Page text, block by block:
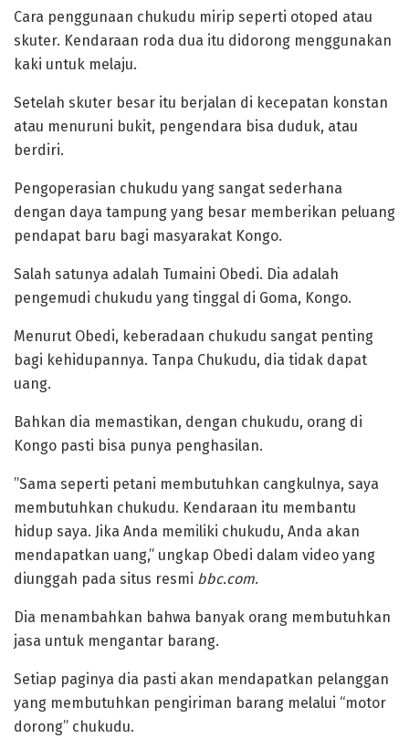
‎Cara penggunaan chukudu mirip seperti otoped atau
skuter. Kendaraan roda dua itu didorong menggunakan
kaki untuk melaju.
Setelah skuter besar itu berjalan di kecepatan konstan
atau menuruni bukit, pengendara bisa duduk, atau
berdiri.
‎Pengoperasian chukudu yang sangat sederhana
dengan daya tampung yang besar memberikan peluang
pendapat baru bagi masyarakat Kongo.
Salah satunya adalah Tumaini Obedi. Dia adalah
pengemudi chukudu yang tinggal di Goma, Kongo.
‎Menurut Obedi, keberadaan chukudu sangat penting
bagi kehidupannya. Tanpa Chukudu, dia tidak dapat
uang.
Bahkan dia memastikan, dengan chukudu, orang di
Kongo pasti bisa punya penghasilan.
‎”Sama seperti petani membutuhkan cangkulnya, saya
membutuhkan chukudu. Kendaraan itu membantu
hidup saya. Jika Anda memiliki chukudu, Anda akan
mendapatkan uang,” ungkap Obedi dalam video yang
diunggah pada situs resmi bbc.com.
‎Dia menambahkan bahwa banyak orang membutuhkan
jasa untuk mengantar barang.
Setiap paginya dia pasti akan mendapatkan pelanggan
yang membutuhkan pengiriman barang melalui “motor
dorong” chukudu.